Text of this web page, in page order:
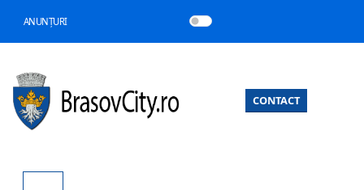
ANUNȚURI
CONTACT